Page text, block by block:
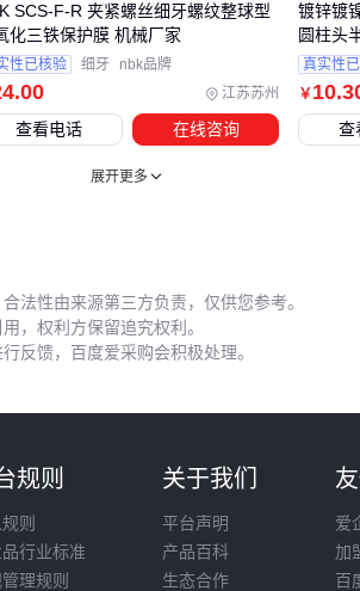
导致后期松动。预紧力控制是关
则无法形成有效锁紧。
电动螺丝刀
操作能更好感知扭矩临界点。
防松剂的使用时机也有讲究：
清洁螺纹后再涂抹，避免油污影
配套的螺丝收纳盒不仅能分类管
格螺丝散落丢失。
选择6-32粗牙螺丝需要建立系统
配应用场景，从配套工具投入到
错，不如在首次采购时就构建包
收纳系统的完整方案，这样的投
.00 江苏苏州
SCS-F-R 夹紧螺丝细牙螺纹整球型
化三铁保护膜 机械厂家
性已核验 细牙 nbk品牌
查看电话 在线咨询
￥ 10
镀锌镀
圆柱头
真实性
查
展开更多
法性由来源第三方负责，仅供您参考。
，权利方保留追究权利。
反馈，百度爱采购会积极处理。
规则
则
行业标准
理规则
关于我们
平台声明
产品百科
生态合作
爱
加
百